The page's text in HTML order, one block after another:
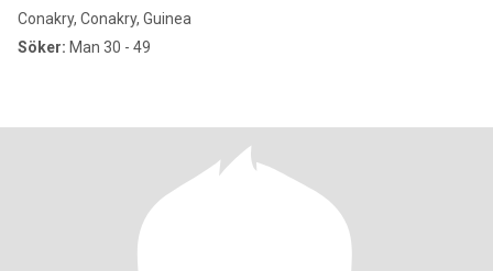
Conakry, Conakry, Guinea
Söker: Man 30 - 49